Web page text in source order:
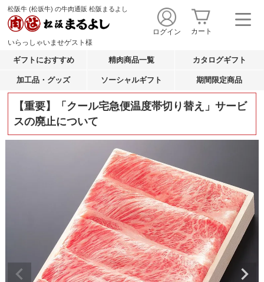
松阪牛 (松坂牛) の牛肉通販 松阪まるよし
いらっしゃいませゲスト様
ログイン カート
ギフトにおすすめ 精肉商品一覧 カタログギフト
加工品・グッズ ソーシャルギフト 期間限定商品
【重要】「クール宅急便温度帯切り替え」サービ
スの廃止について